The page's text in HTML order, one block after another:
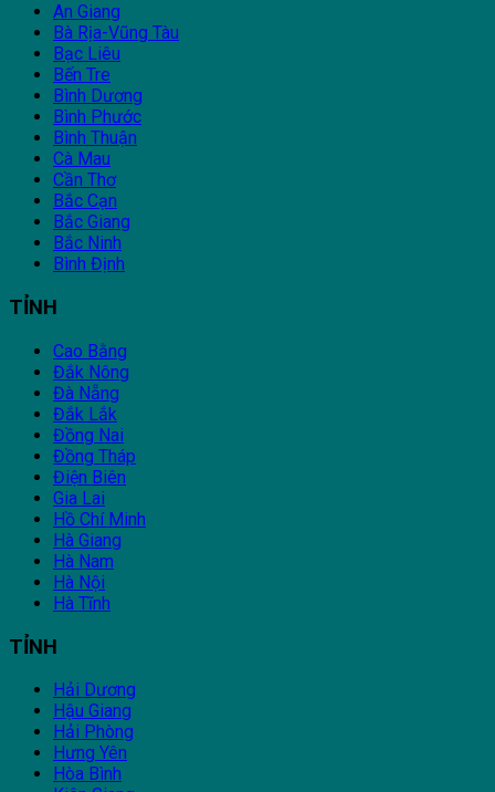
An Giang
Bà Rịa-Vũng Tàu
Bạc Liêu
Bến Tre
Bình Dương
Bình Phước
Bình Thuận
Cà Mau
Cần Thơ
Bắc Cạn
Bắc Giang
Bắc Ninh
Bình Định
TỈNH
Cao Bằng
Đắk Nông
Đà Nẵng
Đắk Lắk
Đồng Nai
Đồng Tháp
Điện Biên
Gia Lai
Hồ Chí Minh
Hà Giang
Hà Nam
Hà Nội
Hà Tĩnh
TỈNH
Hải Dương
Hậu Giang
Hải Phòng
Hưng Yên
Hòa Bình